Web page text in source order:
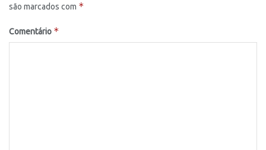
são marcados com *
Comentário *